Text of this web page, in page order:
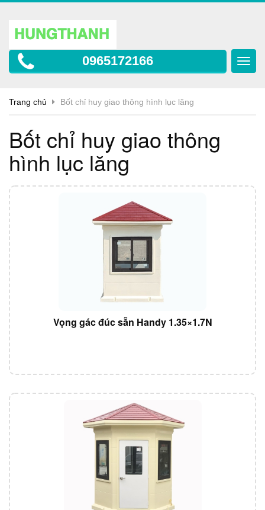
0965172166
Trang chủ Bốt chỉ huy giao thông hình lục lăng
Bốt chỉ huy giao thông
hình lục lăng
Vọng gác đúc sẵn Handy 1.35×1.7N